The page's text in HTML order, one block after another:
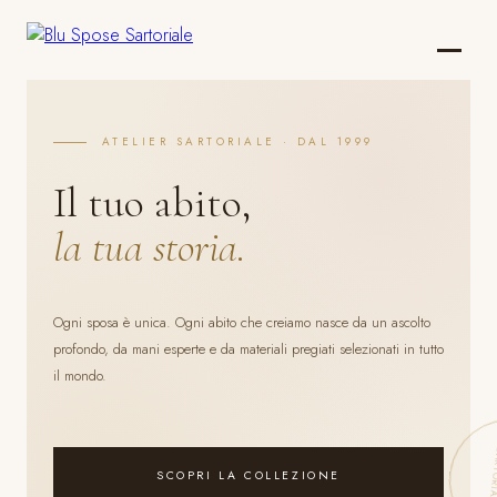
ATELIER SARTORIALE · DAL 1999
Il tuo abito,
la tua storia.
Ogni sposa è unica. Ogni abito che creiamo nasce da un ascolto
profondo, da mani esperte e da materiali pregiati selezionati in tutto
il mondo.
SCOPRI LA COLLEZIONE